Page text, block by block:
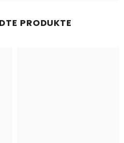
PRODUKTE